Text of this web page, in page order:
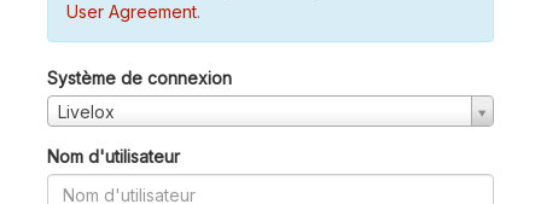
User Agreement.
Système de connexion
Livelox
Nom d'utilisateur